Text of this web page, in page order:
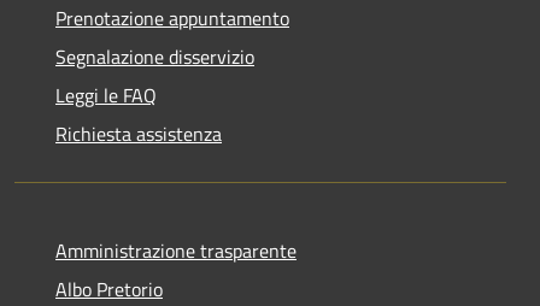
Prenotazione appuntamento
Segnalazione disservizio
Leggi le FAQ
Richiesta assistenza
Amministrazione trasparente
Albo Pretorio